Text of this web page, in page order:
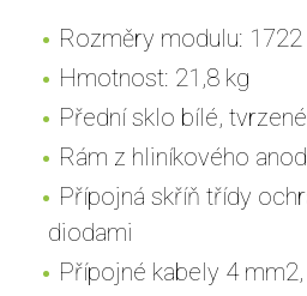
Rozměry modulu:
Hmotnost: 21,8 kg
Přední sklo bílé, tvrzené
Rám z hliníkového
Přípojná skříň třídy
diodami
Přípojné kabely 4